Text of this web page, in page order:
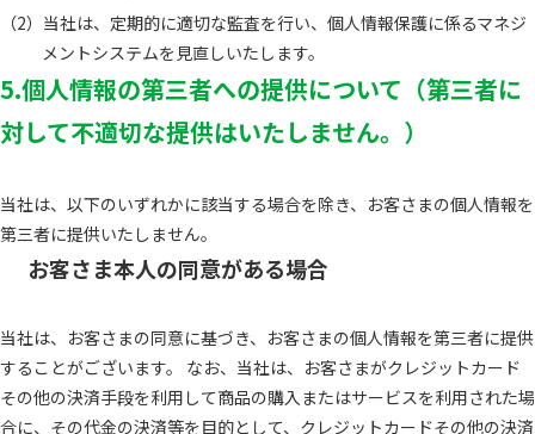
当社は、定期的に適切な監査を行い、個人情報保護に係るマネジ
メントシステムを見直しいたします。
5.個人情報の第三者への提供について（第三者に
対して不適切な提供はいたしません。）
当社は、以下のいずれかに該当する場合を除き、お客さまの個人情報を
第三者に提供いたしません。
お客さま本人の同意がある場合
当社は、お客さまの同意に基づき、お客さまの個人情報を第三者に提供
することがございます。 なお、当社は、お客さまがクレジットカード
その他の決済手段を利用して商品の購入またはサービスを利用された場
合に、その代金の決済等を目的として、クレジットカードその他の決済